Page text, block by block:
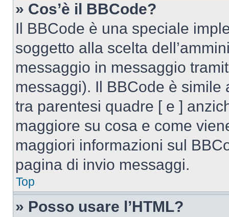
» Cos’è il BBCode?
Il BBCode è una speciale
soggetto alla scelta
messaggio in messaggio
messaggi). Il BBCode è simile
tra parentesi quadre [ e ]
maggiore su cosa e come
maggiori informazioni sul
pagina di invio messaggi.
Top
» Posso usare l’HTML?